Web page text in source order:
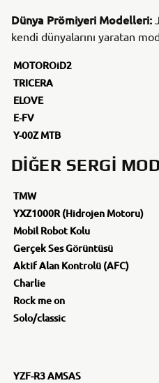
Dünya Prömiyeri Modelleri:
kendi dünyalarını yaratan
MOTOROiD2
TRICERA
ELOVE
E-FV
Y-00Z MTB
DIĞER SERGI
TMW
YXZ1000R (Hidrojen Motoru)
Mobil Robot Kolu
Gerçek Ses Görüntüsü
Aktif Alan Kontrolü (AFC)
Charlie
Rock me on
Solo/classic
YZF-R3 AMSAS